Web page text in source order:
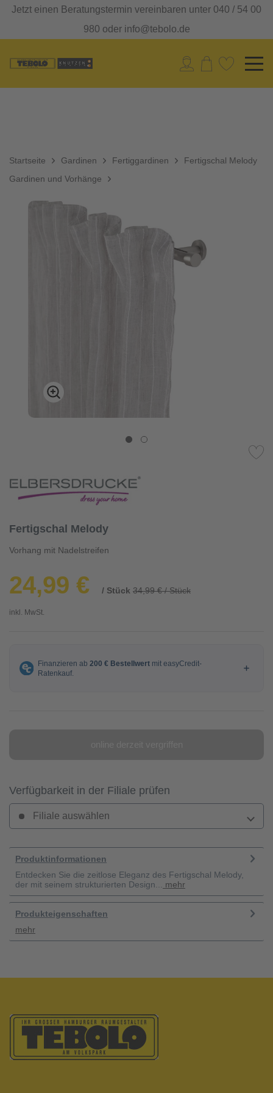
Jetzt einen Beratungstermin vereinbaren unter 040 / 54 00
980 oder info@tebolo.de
Startseite Gardinen
Fertiggardinen
Gardinen und Vorhänge
Fertigschal Melody
Fertigschal Melody
Vorhang mit Nadelstreifen
24,99 € / Stück 34,99 € / Stück
inkl. MwSt.
Verfügbarkeit in der Filiale prüfen
Filiale auswählen
Produktinformationen
Entdecken Sie die zeitlose Eleganz des Fertigschal Melody,
der mit seinem strukturierten Design...
mehr
Produkteigenschaften
mehr